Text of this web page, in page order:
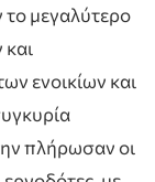
το μεγαλύτερο
ενοικίων και
πλήρωσαν οι